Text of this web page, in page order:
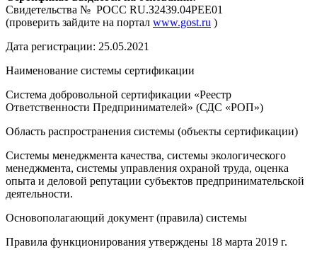
Свидетельства № РОСС RU.З2439.04РЕЕ01
(проверить зайдите на портал www.gost.ru )
Дата регистрации: 25.05.2021
Наименование системы сертификации
Система добровольной сертификации «Реестр
Ответственности Предпринимателей» (СДС «РОП»)
Область распространения системы (объекты сертификации)
Системы менеджмента качества, системы экологического
менеджмента, системы управления охраной труда, оценка
опыта и деловой репутации субъектов предпринимательской
деятельности.
Основополагающий документ (правила) системы
Правила функционирования утверждены 18 марта 2019 г.